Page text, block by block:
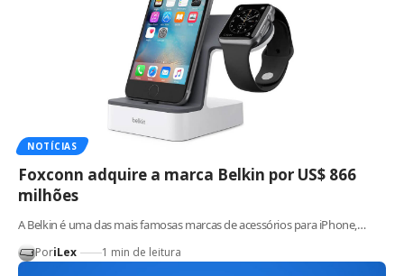
NOTÍCIAS
Foxconn adquire a marca Belkin por US$ 866
milhões
A Belkin é uma das mais famosas marcas de acessórios para iPhone,…
PoriLex 1 min de leitura